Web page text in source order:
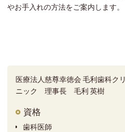
やお手入れの方法をご案内します。
医療法人慈尊幸徳会 毛利歯科クリ
ニック 理事長 毛利 英樹
資格
歯科医師